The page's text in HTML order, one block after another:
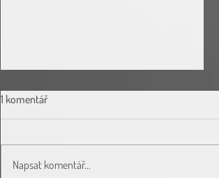
1 komentář
Napsat komentář...